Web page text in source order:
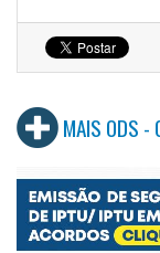
MAIS ODS -